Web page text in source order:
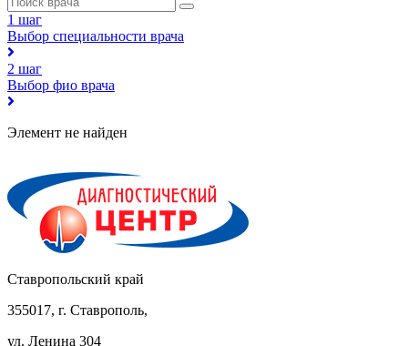
1 шаг
Выбор специальности врача
2 шаг
Выбор фио врача
Элемент не найден
Ставропольский край
355017, г. Ставрополь,
ул. Ленина 304